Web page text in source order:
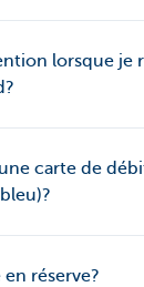
lorsque je
carte de
réserve?